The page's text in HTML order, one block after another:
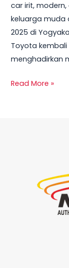
car irit,
keluarga muda
2025 di
Toyota
menghadirkan
Read More »